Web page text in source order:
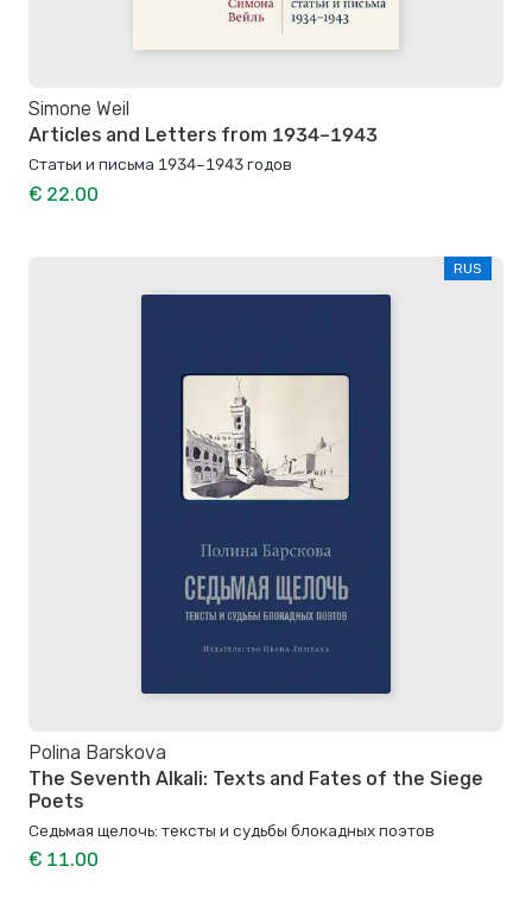
Simone Weil
Articles and Letters from 1934–1943
Статьи и письма 1934–1943 годов
€ 22.00
RUS
Polina Barskova
The Seventh Alkali: Texts and Fates of the Siege
Poets
Седьмая щелочь: тексты и судьбы блокадных поэтов
€ 11.00